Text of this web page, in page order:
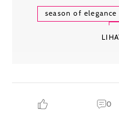
season of elegance
0